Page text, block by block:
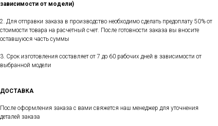
зависимости от модели)
2. Для отправки заказа в производство необходимо сделать предоплату 50% от
стоимости товара на расчетный счет. После готовности заказа вы вносите
оставшуюся часть суммы
3. Срок изготовления составляет от 7 до 60 рабочих дней в зависимости от
выбранной модели
ДОСТАВКА
После оформления заказа с вами свяжется наш менеджер для уточнения
деталей заказа